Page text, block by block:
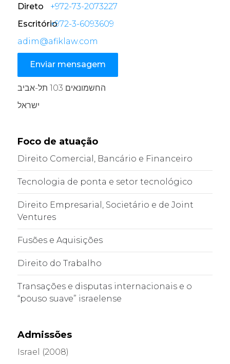
Direto
+972-73-2073227
Escritório+972-3-6093609
adim@afiklaw.com
Enviar mensagem
החשמונאים 103 תל-אביב
ישראל
Foco de atuação
Direito Comercial, Bancário e Financeiro
Tecnologia de ponta e setor tecnológico
Direito Empresarial, Societário e de Joint
Ventures
Fusões e Aquisições
Direito do Trabalho
Transações e disputas internacionais e o
“pouso suave” israelense
Admissões
Israel (2008)